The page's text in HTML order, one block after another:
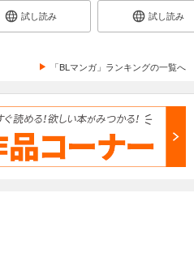
試し読み 試し読み
「BLマンガ」ランキングの一覧へ